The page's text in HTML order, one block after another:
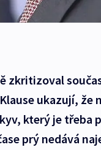
zkritizoval
ukazují, že
který je třeba
prý nedává